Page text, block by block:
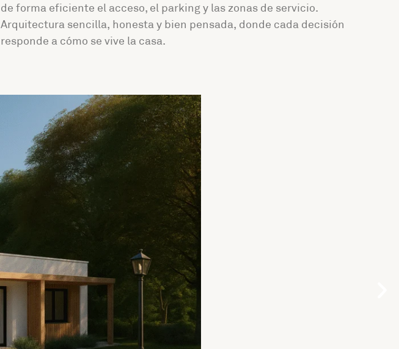
de forma eficiente el acceso, el parking y las zonas de servicio.
Arquitectura sencilla, honesta y bien pensada, donde cada decisión
responde a cómo se vive la casa.